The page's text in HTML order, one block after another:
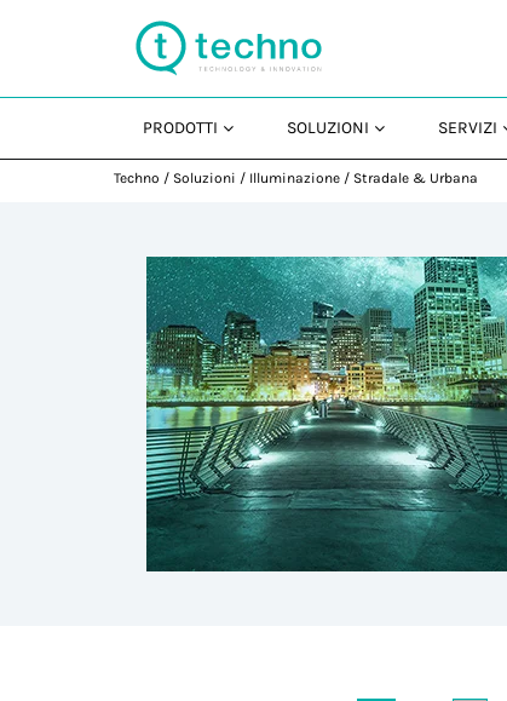
PRODOTTI SOLUZIONI SERVIZI
Techno / Soluzioni / Illuminazione / Stradale & Urbana